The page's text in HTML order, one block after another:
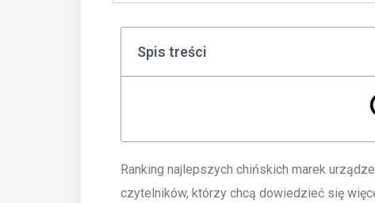
Spis treści
Ranking najlepszych chińskich marek
czytelników, którzy chcą dowiedzieć się